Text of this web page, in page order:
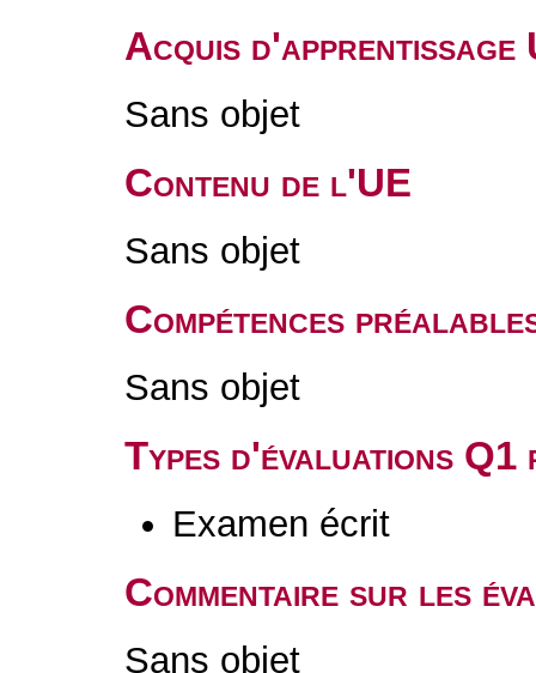
Acquis d'apprentissage
Sans objet
Contenu de l'UE
Sans objet
Compétences
Sans objet
Types d'évaluations
Examen écrit
Commentaire sur les
Sans objet